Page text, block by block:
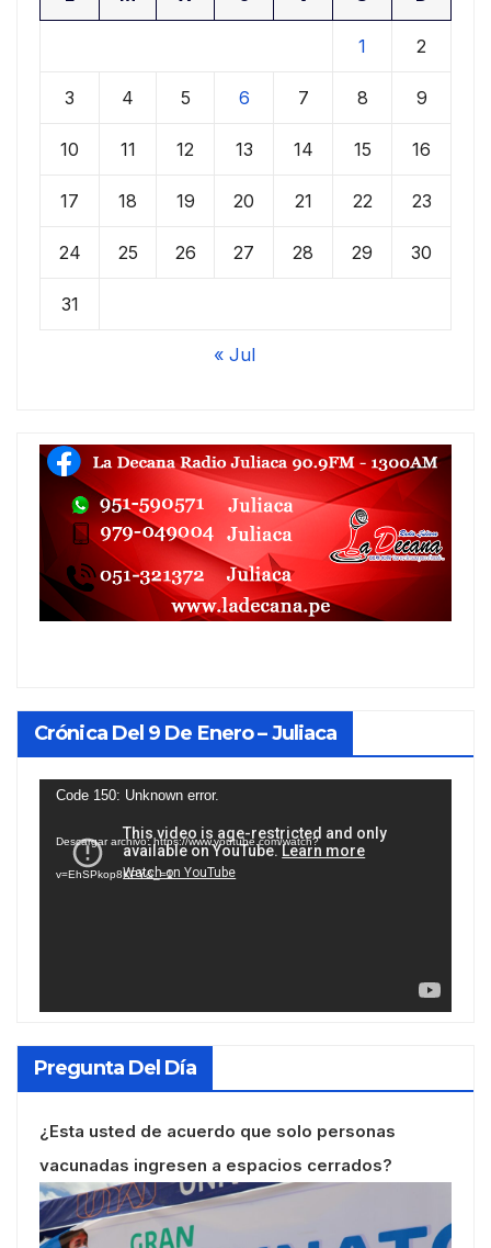
1 2
3 4 5 6 7 8 9
10 11 12 13 14 15 16
17 18 19 20 21 22 23
24 25 26 27 28 29 30
31
« Jul
Crónica Del 9 De Enero – Juliaca
Reproductor
vídeo
Code 150: Unknown error.
Descargar archivo: https://www.youtube.com/watch?
v=EhSPkop8KPY&_=1
Pregunta Del Día
¿Esta usted de acuerdo que solo personas
vacunadas ingresen a espacios cerrados?